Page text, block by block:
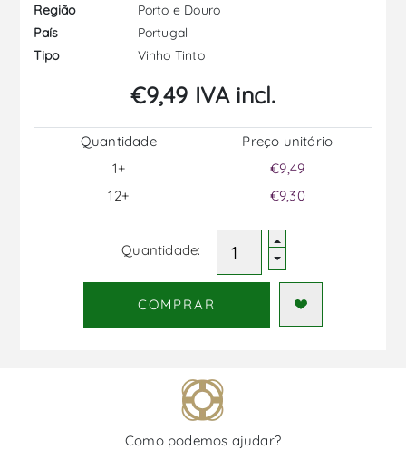
Região
Porto e Douro
País
Portugal
Tipo
Vinho Tinto
€9,49 IVA incl.
Quantidade
1+
12+
Preço unitário
€9,49
€9,30
Quantidade:
COMPRAR
Como podemos ajudar?